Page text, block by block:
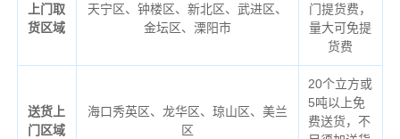
上门取
货区域
天宁区、钟楼区、新北区、武进区、
金坛区、溧阳市
门提货费，
量大可免提
货费
送货上
门区域
海口秀英区、龙华区、琼山区、美兰
区
20个立方或
5吨以上免
费送货，不